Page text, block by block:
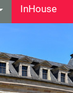
InHouse